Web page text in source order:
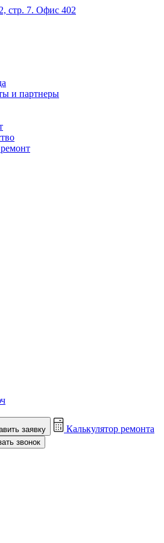
стр. 7. Офис 402
и партнеры
заявку
Калькулятор ремонта
звонок